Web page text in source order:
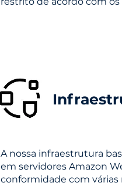
A nossa infraestrutura
em servidores Amazon
conformidade com várias